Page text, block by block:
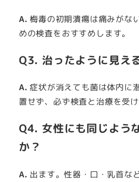
A. 梅毒の初期潰瘍は痛みがな
めの検査をおすすめします。
Q3. 治ったように見え
A. 症状が消えても菌は体内に
置せず、必ず検査と治療を受け
Q4. 女性にも同じよう
か？
A. 出ます。性器・口・乳首な